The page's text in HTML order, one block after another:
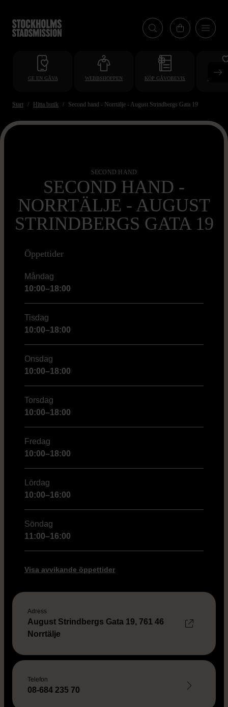
till
huvudinnehåll
GE EN GÅVA WEBBSHOPPEN KÖP GÅVOBEVIS
Start Hitta butik Second hand - Norrtälje - August Strindbergs Gata 19
SECOND HAND
SECOND HAND -
NORRTÄLJE - AUGUST
STRINDBERGS GATA 19
Öppettider
Måndag
10:00–18:00
Tisdag
10:00–18:00
Onsdag
10:00–18:00
Torsdag
10:00–18:00
Fredag
10:00–18:00
Lördag
10:00–16:00
Söndag
11:00–16:00
Visa avvikande öppettider
Adress
August Strindbergs Gata 19, 761 46
Norrtälje
Telefon
08-684 235 70